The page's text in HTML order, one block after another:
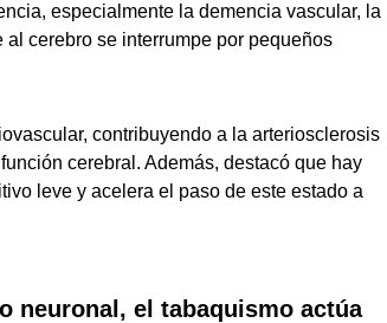
especialmente la demencia vascular, la
cerebro se interrumpe por pequeños
contribuyendo a la arteriosclerosis
cerebral. Además, destacó que hay
leve y acelera el paso de este estado a
neuronal, el tabaquismo actúa